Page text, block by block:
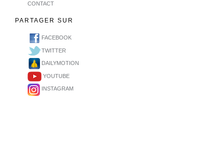
CONTACT
PARTAGER SUR
FACEBOOK
TWITTER
DAILYMOTION
YOUTUBE
INSTAGRAM